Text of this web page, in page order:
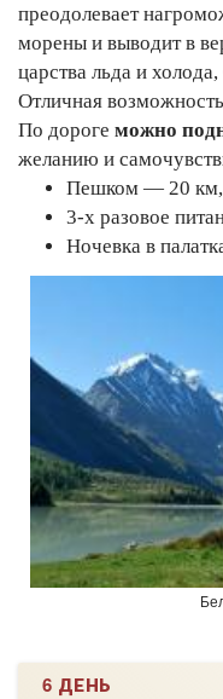
преодолевает
морены и выводит в
царства льда и
Отличная
По дороге можно
желанию и
Пешком — 20
3-х разовое
Ночевка в
6 ДЕНЬ